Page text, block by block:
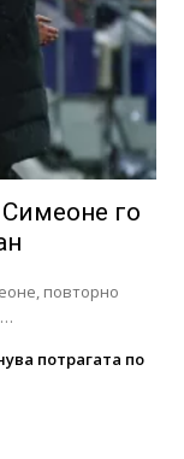
го
повторно
потрагата по